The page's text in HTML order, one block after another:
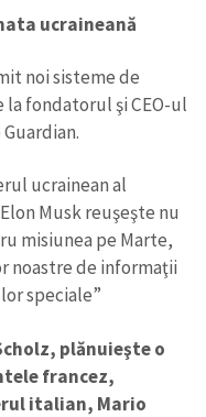
ucraineană
noi sisteme de
fondatorul şi CEO-ul
ucrainean al
Musk reuşeşte nu
misiunea pe Marte,
noastre de informaţii
speciale”
plănuieşte o
francez,
italian, Mario